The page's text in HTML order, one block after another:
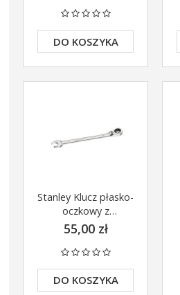
DO KOSZYKA
Stanley Klucz płasko-
oczkowy z
grzechotką
55,00 zł
DO KOSZYKA